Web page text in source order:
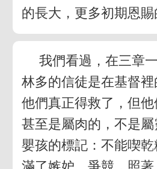
的長大，更多初期恩賜
我們看過，在三章
林多的信徒是在基督裡
他們真正得救了，但他
甚至是屬肉的，不是
嬰孩的標記：不能喫乾